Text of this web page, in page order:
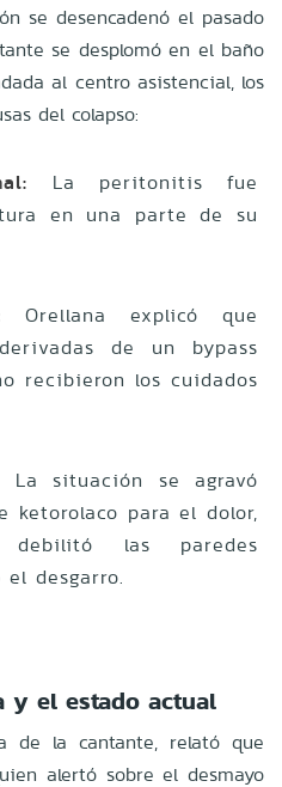
se desencadenó el pasado
se desplomó en el baño
al centro asistencial, los
del colapso:
La peritonitis fue
en una parte de su
Orellana explicó que
de un bypass
recibieron los cuidados
La situación se agravó
ketorolaco para el dolor,
debilitó las paredes
desgarro.
y el estado actual
de la cantante, relató que
alertó sobre el desmayo